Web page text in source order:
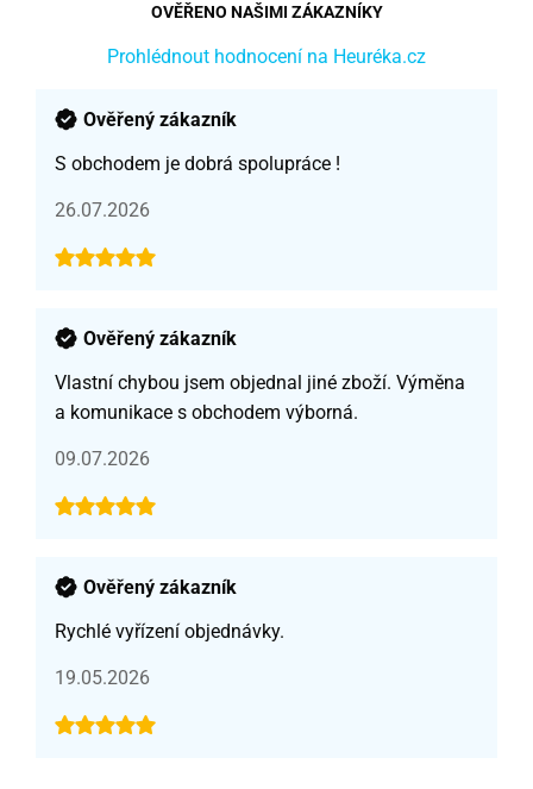
OVĚŘENO NAŠIMI ZÁKAZNÍKY
Prohlédnout hodnocení na Heuréka.cz
Ověřený zákazník
S obchodem je dobrá spolupráce !
26.07.2026
Ověřený zákazník
Vlastní chybou jsem objednal jiné zboží. Výměna
a komunikace s obchodem výborná.
09.07.2026
Ověřený zákazník
Rychlé vyřízení objednávky.
19.05.2026